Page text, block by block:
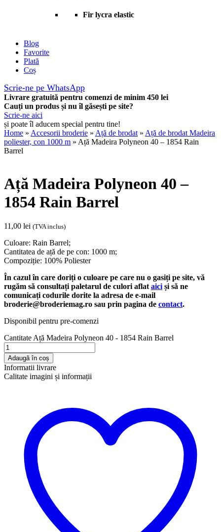
Fir lycra elastic
Blog
Favorite
Plată
Coș
Scrie-ne pe WhatsApp
Livrare gratuită pentru comenzi de minim 450 lei
Cauți un produs și nu îl găsești pe site?
Scrie-ne aici
și poate îl aducem special pentru tine!
Home » Accesorii broderie » Ață de brodat » Ață de brodat Madeira
poliester, con 1000 m » Ață Madeira Polyneon 40 – 1854 Rain
Barrel
Ață Madeira Polyneon 40 –
1854 Rain Barrel
11,00 lei (TVA inclus)
Culoare: Rain Barrel;
Cantitatea de ață de pe con: 1000 m;
Compoziție: 100% Poliester
În cazul în care doriți o culoare pe care nu o gasiți pe site, vă
rugăm să consultați paletarul de culori aflataiciși să ne
comunicați codurile dorite la adresa de e-mail
broderie@broderiemag.ro sau prin pagina de contact.
Disponibil pentru pre-comenzi
Cantitate Ață Madeira Polyneon 40 - 1854 Rain Barrel
Adaugă în coș
Informatii livrare
Calitate imagini și informații